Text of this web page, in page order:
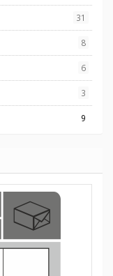
31
8
6
3
9